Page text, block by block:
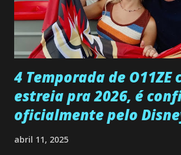
desaparecimento de Francisco,
ter sido vítima da fúria de Gabriel. Artur
que a clínica inseminou por engano outra
...
4 Temporada de O11ZE
estreia pra 2026, é
oficialmente pelo
abril 11, 2025